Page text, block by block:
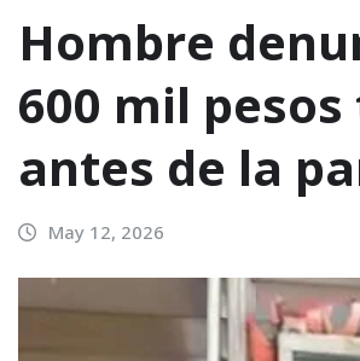
Hombre
600 mil
antes de la
May 12, 2026